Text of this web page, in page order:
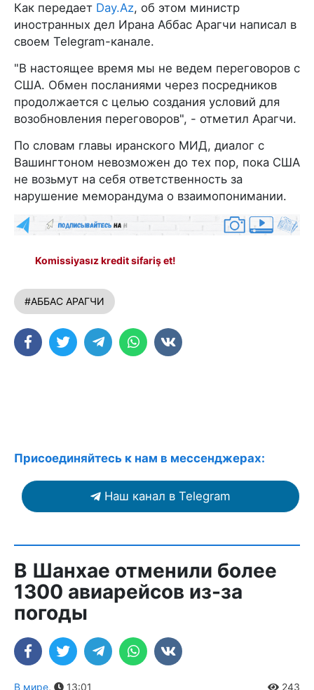
Как передает Day.Az, об этом министр
иностранных дел Ирана Аббас Арагчи написал в
своем Telegram-канале.
"В настоящее время мы не ведем переговоров с
США. Обмен посланиями через посредников
продолжается с целью создания условий для
возобновления переговоров", - отметил Арагчи.
По словам главы иранского МИД, диалог с
Вашингтоном невозможен до тех пор, пока США
не возьмут на себя ответственность за
нарушение меморандума о взаимопонимании.
Komissiyasız kredit sifariş et!
#АББАС АРАГЧИ
Присоединяйтесь к нам в мессенджерах:
Наш канал в Telegram
В Шанхае отменили более
1300 авиарейсов из-за
погоды
В мире, 13:01 243